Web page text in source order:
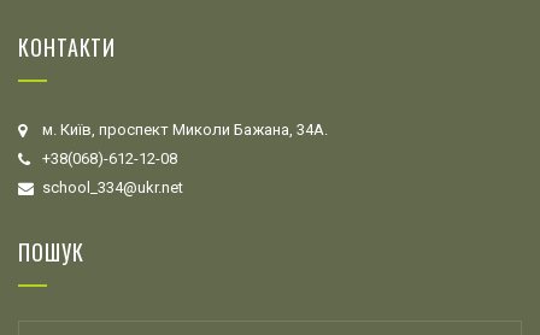
КОНТАКТИ
м. Київ, проспект Миколи Бажана, 34А.
+38(068)-612-12-08
school_334@ukr.net
ПОШУК